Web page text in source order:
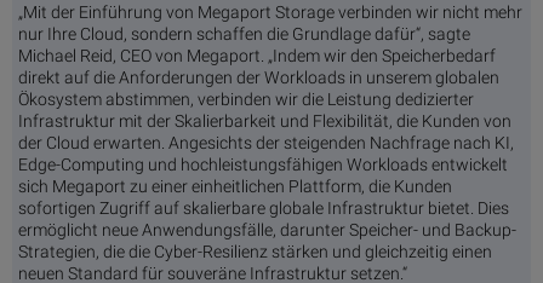
„Mit der Einführung von Megaport Storage verbinden wir nicht mehr
nur Ihre Cloud, sondern schaffen die Grundlage dafür“, sagte
Michael Reid, CEO von Megaport. „Indem wir den Speicherbedarf
direkt auf die Anforderungen der Workloads in unserem globalen
Ökosystem abstimmen, verbinden wir die Leistung dedizierter
Infrastruktur mit der Skalierbarkeit und Flexibilität, die Kunden von
der Cloud erwarten. Angesichts der steigenden Nachfrage nach KI,
Edge-Computing und hochleistungsfähigen Workloads entwickelt
sich Megaport zu einer einheitlichen Plattform, die Kunden
sofortigen Zugriff auf skalierbare globale Infrastruktur bietet. Dies
ermöglicht neue Anwendungsfälle, darunter Speicher- und Backup-
Strategien, die die Cyber-Resilienz stärken und gleichzeitig einen
neuen Standard für souveräne Infrastruktur setzen.“